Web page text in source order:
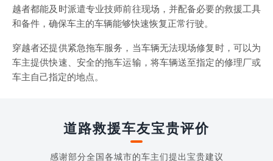
越者都能及时派遣专业技师前往现场，并配备必要的救援工具
和备件，确保车主的车辆能够快速恢复正常行驶。
穿越者还提供紧急拖车服务，当车辆无法现场修复时，可以为
车主提供快速、安全的拖车运输，将车辆送至指定的修理厂或
车主自己指定的地点。
道路救援车友宝贵评价
感谢部分全国各城市的车主们提出宝贵建议